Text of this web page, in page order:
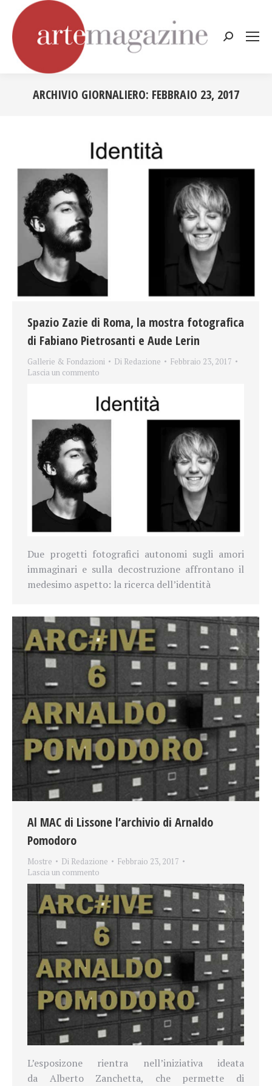
Cerca:
ARCHIVIO GIORNALIERO: FEBBRAIO 23, 2017
Spazio Zazie di Roma, la mostra fotografica
di Fabiano Pietrosanti e Aude Lerin
Gallerie & Fondazioni Di Redazione
Febbraio 23, 2017
Lascia un commento
Due progetti fotografici autonomi sugli amori
immaginari e sulla decostruzione affrontano il
medesimo aspetto: la ricerca dell’identità
Al MAC di Lissone l’archivio di Arnaldo
Pomodoro
Mostre Di Redazione
Febbraio 23, 2017
Lascia un commento
L’esposizone rientra nell’iniziativa ideata
da Alberto Zanchetta, che permette di